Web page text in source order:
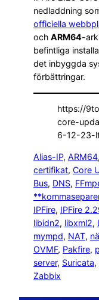
nedladdning
officiella
och ARM64-
befintliga
det inbyggda
förbättringar.
https://
core-
6-12-23-
Alias-IP, ARM64,
certifikat, Core
Bus, DNS,
IPFire, IPFire
libidn2, libxml2,
mympd, NAT,
OVMF, Pakfire,
server, Suricata,
Zabbix